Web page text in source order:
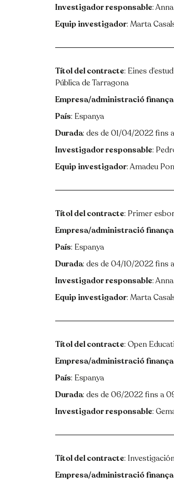
Investigador responsable:
Equip investigador: Marta
Títol del contracte: Eines
Pública de Tarragona
Empresa/administració
País: Espanya
Durada: des de 01/04/2022 fins
Investigador responsable:
Equip investigador: Amadeu
Títol del contracte: Primer
Empresa/administració
País: Espanya
Durada: des de 04/10/2022 fins
Investigador responsable:
Equip investigador: Marta
Títol del contracte: Open
Empresa/administració
País: Espanya
Durada: des de 06/2022 fins a
Investigador responsable:
Títol del contracte:
Empresa/administració